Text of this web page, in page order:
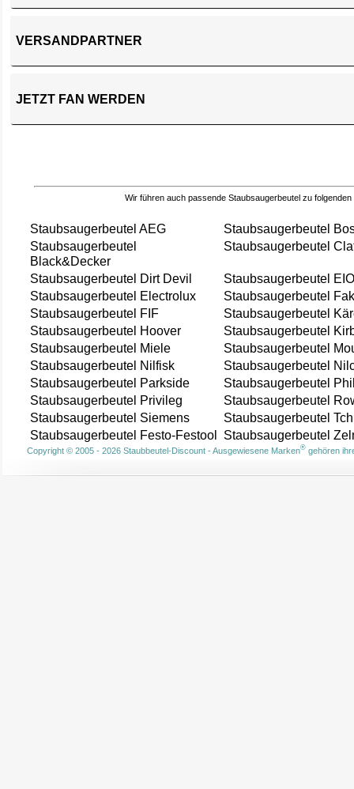
VERSANDPARTNER
JETZT FAN WERDEN
Wir führen auch passende Staubsaugerbeutel zu folgenden
Staubsaugerbeutel AEG
Staubsaugerbeutel
Staubsaugerbeutel
Black&Decker
Staubsaugerbeutel
Staubsaugerbeutel Dirt Devil
Staubsaugerbeutel
Staubsaugerbeutel Electrolux
Staubsaugerbeutel
Staubsaugerbeutel FIF
Staubsaugerbeutel
Staubsaugerbeutel Hoover
Staubsaugerbeutel
Staubsaugerbeutel Miele
Staubsaugerbeutel
Staubsaugerbeutel Nilfisk
Staubsaugerbeutel
Staubsaugerbeutel Parkside
Staubsaugerbeutel
Staubsaugerbeutel Privileg
Staubsaugerbeutel
Staubsaugerbeutel Siemens
Staubsaugerbeutel
Staubsaugerbeutel Festo-Festool
Staubsaugerbeutel
Copyright © 2005 - 2026 Staubbeutel-Discount - Ausgewiesene Marken®gehören